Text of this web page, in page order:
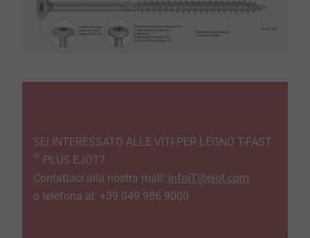
SEI INTERESSATO ALLE VITI PER LEGNO T-FAST
® PLUS EJOT?
Contattaci alla nostra mail: infoIT@ejot.com
o telefona al: +39 049 986 9000